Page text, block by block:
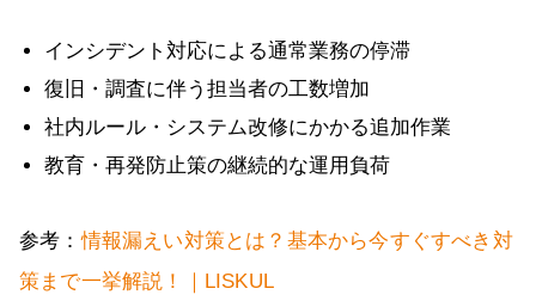
インシデント対応による通常業務の停滞
復旧・調査に伴う担当者の工数増加
社内ルール・システム改修にかかる追加作業
教育・再発防止策の継続的な運用負荷
参考：情報漏えい対策とは？基本から今すぐすべき対
策まで一挙解説！｜LISKUL